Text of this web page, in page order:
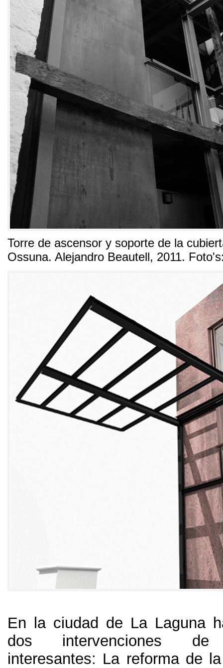
Torre de ascensor y soporte de la
Ossuna. Alejandro Beautell, 2011.
En la ciudad de La Laguna
dos intervenciones de
interesantes: La reforma de